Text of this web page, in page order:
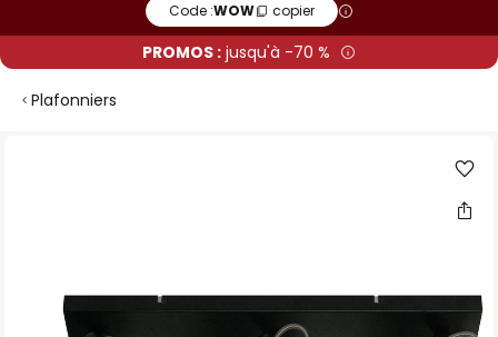
Code :WOW copier
PROMOS : jusqu'à -70 %
Plafonniers
images